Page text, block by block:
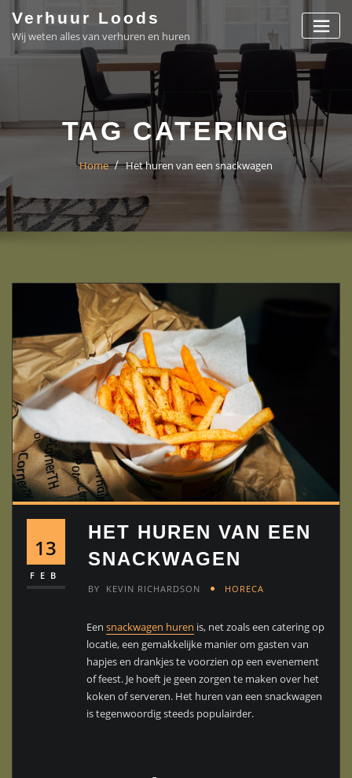
content
Verhuur Loods
Wij weten alles van verhuren en huren
TAG CATERING
Home Het huren van een snackwagen
13
FEB
HET HUREN VAN EEN
SNACKWAGEN
BY KEVIN RICHARDSON HORECA
Eensnackwagen huren is, net zoals een catering op
locatie, een gemakkelijke manier om gasten van
hapjes en drankjes te voorzien op een evenement
of feest. Je hoeft je geen zorgen te maken over het
koken of serveren. Het huren van een snackwagen
is tegenwoordig steeds populairder.